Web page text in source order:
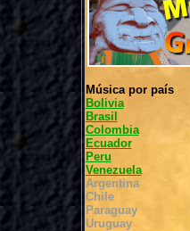
Música por país
Bolivia
Brasil
Colombia
Ecuador
Peru
Venezuela
Argentina
Chile
Paraguay
Uruguay